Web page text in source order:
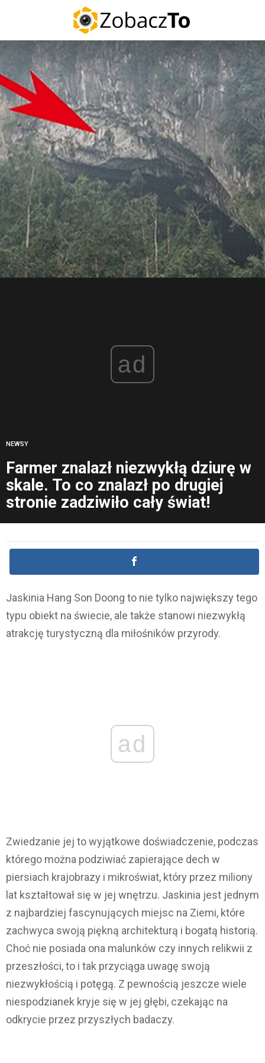
ad
NEWSY
Farmer znalazł niezwykłą dziurę w
skale. To co znalazł po drugiej
stronie zadziwiło cały świat!
Jaskinia Hang Son Doong to nie tylko największy tego
typu obiekt na świecie, ale także stanowi niezwykłą
atrakcję turystyczną dla miłośników przyrody.
ad
Zwiedzanie jej to wyjątkowe doświadczenie, podczas
którego można podziwiać zapierające dech w
piersiach krajobrazy i mikroświat, który przez miliony
lat kształtował się w jej wnętrzu. Jaskinia jest jednym
z najbardziej fascynujących miejsc na Ziemi, które
zachwyca swoją piękną architekturą i bogatą historią.
Choć nie posiada ona malunków czy innych relikwii z
przeszłości, to i tak przyciąga uwagę swoją
niezwykłością i potęgą. Z pewnością jeszcze wiele
niespodzianek kryje się w jej głębi, czekając na
odkrycie przez przyszłych badaczy.